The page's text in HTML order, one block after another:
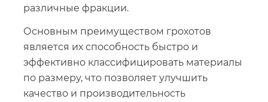
различные фракции.
Основным преимуществом грохотов
является их способность быстро и
эффективно классифицировать материалы
по размеру, что позволяет улучшить
качество и производительность